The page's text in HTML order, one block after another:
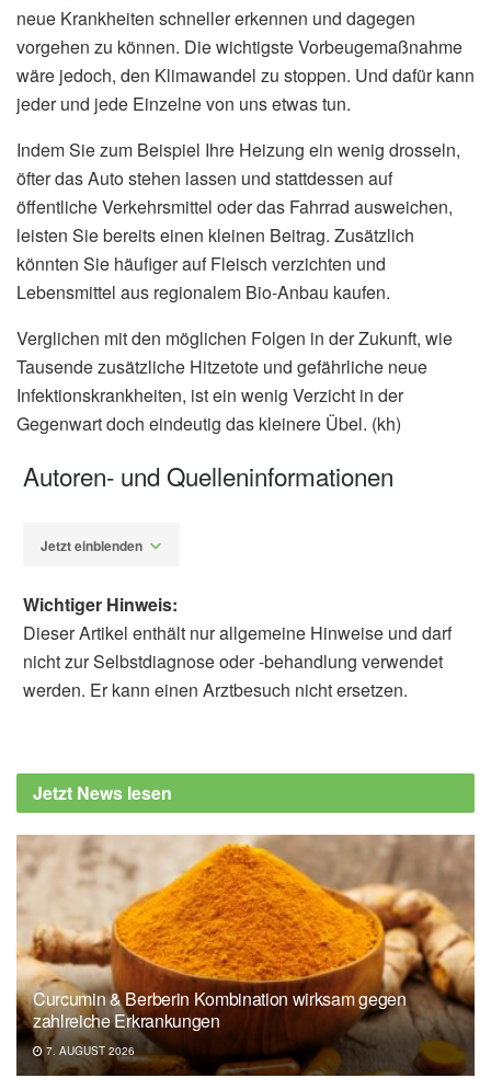
neue Krankheiten schneller erkennen und dagegen
vorgehen zu können. Die wichtigste Vorbeugemaßnahme
wäre jedoch, den Klimawandel zu stoppen. Und dafür kann
jeder und jede Einzelne von uns etwas tun.
Indem Sie zum Beispiel Ihre Heizung ein wenig drosseln,
öfter das Auto stehen lassen und stattdessen auf
öffentliche Verkehrsmittel oder das Fahrrad ausweichen,
leisten Sie bereits einen kleinen Beitrag. Zusätzlich
könnten Sie häufiger auf Fleisch verzichten und
Lebensmittel aus regionalem Bio-Anbau kaufen.
Verglichen mit den möglichen Folgen in der Zukunft, wie
Tausende zusätzliche Hitzetote und gefährliche neue
Infektionskrankheiten, ist ein wenig Verzicht in der
Gegenwart doch eindeutig das kleinere Übel. (kh)
Autoren- und Quelleninformationen
Jetzt einblenden
Hopkins Researchers: Climate Change
Threatens to Unlock New Microbes and
(veröffentlicht 22.01.2020),
Johns Hopkins
Medicine, Newsroom
Rexford S. Ahima: Global warming threatens
human thermoregulation and survival; in: The
Journal of Clinical Investigation
(veröffentlicht 06.01.2020),JCI
Arturo Casadevall: Climate change brings
the specter of new infectious diseases; in:
Wichtiger Hinweis:
Dieser Artikel enthält nur allgemeine Hinweise und darf
nicht zur Selbstdiagnose oder -behandlung verwendet
werden. Er kann einen Arztbesuch nicht ersetzen.
Jetzt News lesen
Curcumin & Berberin Kombination wirksam gegen
zahlreiche Erkrankungen
7. AUGUST 2026